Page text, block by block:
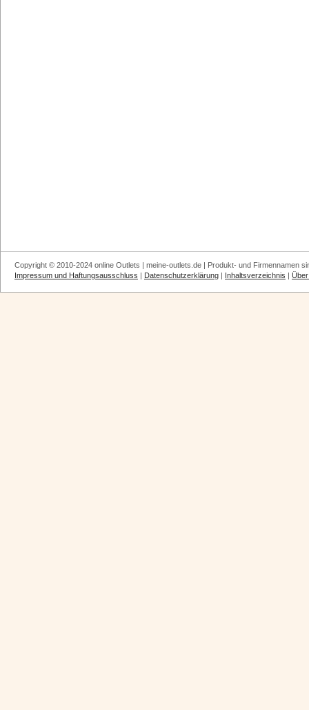
Copyright © 2010-2024 online Outlets | meine-outlets.de | Produkt- und Firmennamen
Impressum und Haftungsausschluss | Datenschutzerklärung | Inhaltsverzeichnis |